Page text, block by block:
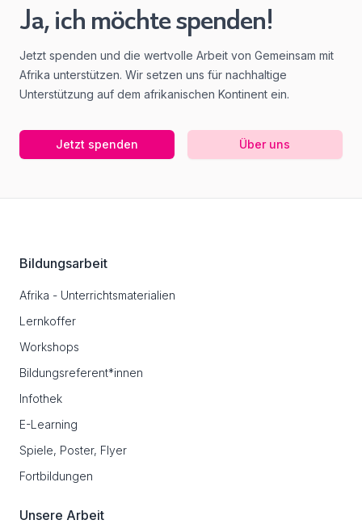
Ja, ich möchte spenden!
Jetzt spenden und die wertvolle Arbeit von Gemeinsam mit
Afrika unterstützen. Wir setzen uns für nachhaltige
Unterstützung auf dem afrikanischen Kontinent ein.
Jetzt spenden Über uns
Bildungsarbeit
Afrika - Unterrichtsmaterialien
Lernkoffer
Workshops
Bildungsreferent*innen
Infothek
E-Learning
Spiele, Poster, Flyer
Fortbildungen
Unsere Arbeit